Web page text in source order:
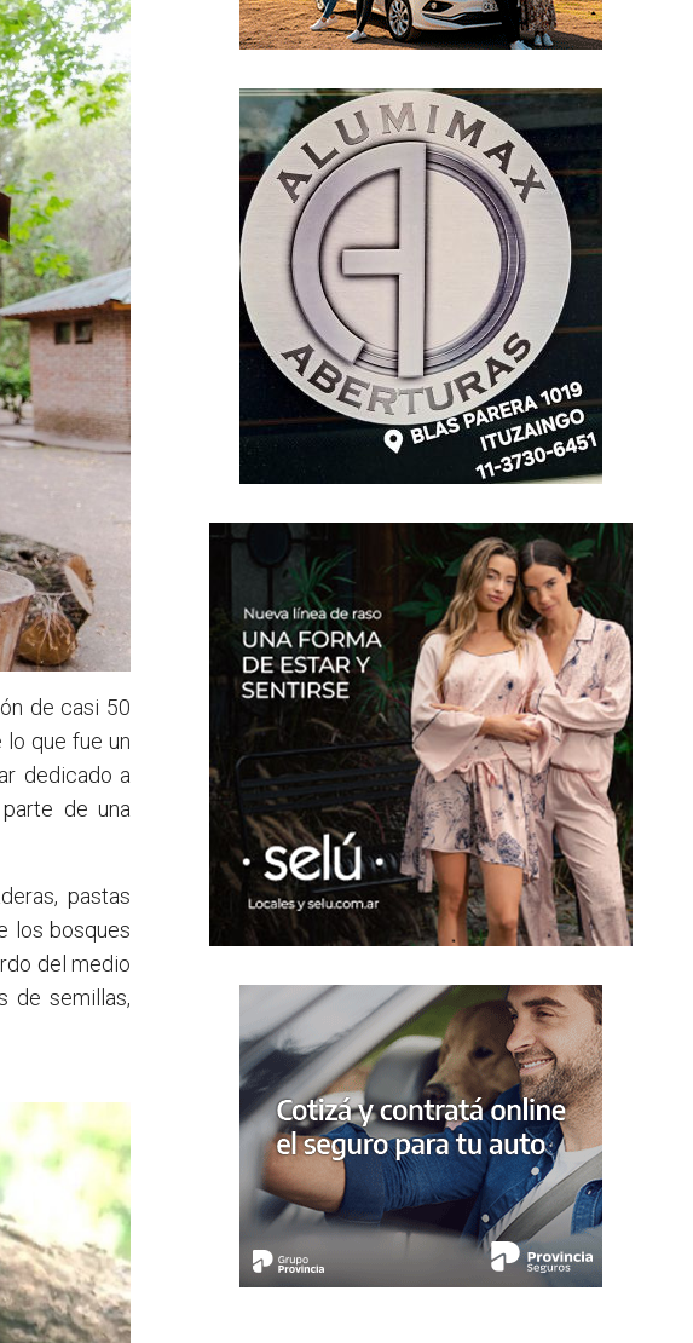
de casi 50
que fue un
dedicado a
de una
pastas
los bosques
del medio
de semillas,